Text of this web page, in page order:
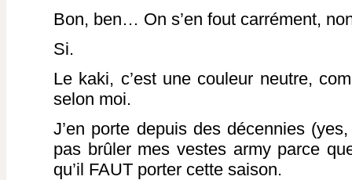
Bon, ben… On s’en fout carrément,
Si.
Le kaki, c’est une couleur neutre,
selon moi.
J’en porte depuis des décennies
pas brûler mes vestes army parce
qu’il FAUT porter cette saison.